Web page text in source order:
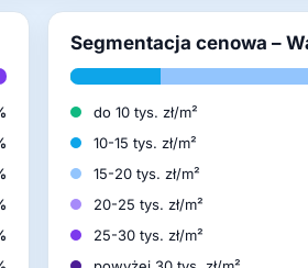
Segmentacja cenowa –
do 10 tys. zł/m²
10-15 tys. zł/m²
15-20 tys. zł/m²
20-25 tys. zł/m²
25-30 tys. zł/m²